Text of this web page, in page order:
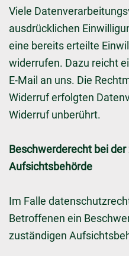
Viele
ausdrücklichen
eine bereits erteilte
widerrufen. Dazu reicht
E-Mail an uns. Die
Widerruf erfolgten
Widerruf unberührt.
Beschwerderecht bei
Aufsichtsbehörde
Im Falle
Betroffenen ein
zuständigen